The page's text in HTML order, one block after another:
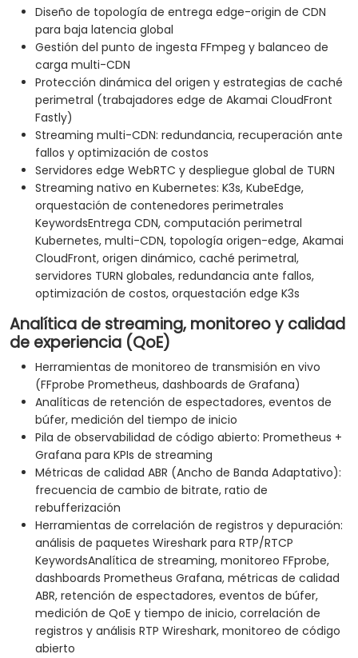
Diseño de topología de entrega edge-origin de CDN
para baja latencia global
Gestión del punto de ingesta FFmpeg y balanceo de
carga multi-CDN
Protección dinámica del origen y estrategias de caché
perimetral (trabajadores edge de Akamai CloudFront
Fastly)
Streaming multi-CDN: redundancia, recuperación ante
fallos y optimización de costos
Servidores edge WebRTC y despliegue global de TURN
Streaming nativo en Kubernetes: K3s, KubeEdge,
orquestación de contenedores perimetrales
KeywordsEntrega CDN, computación perimetral
Kubernetes, multi-CDN, topología origen-edge, Akamai
CloudFront, origen dinámico, caché perimetral,
servidores TURN globales, redundancia ante fallos,
optimización de costos, orquestación edge K3s
Analítica de streaming, monitoreo y calidad
de experiencia (QoE)
Herramientas de monitoreo de transmisión en vivo
(FFprobe Prometheus, dashboards de Grafana)
Analíticas de retención de espectadores, eventos de
búfer, medición del tiempo de inicio
Pila de observabilidad de código abierto: Prometheus +
Grafana para KPIs de streaming
Métricas de calidad ABR (Ancho de Banda Adaptativo):
frecuencia de cambio de bitrate, ratio de
rebufferización
Herramientas de correlación de registros y depuración:
análisis de paquetes Wireshark para RTP/RTCP
KeywordsAnalítica de streaming, monitoreo FFprobe,
dashboards Prometheus Grafana, métricas de calidad
ABR, retención de espectadores, eventos de búfer,
medición de QoE y tiempo de inicio, correlación de
registros y análisis RTP Wireshark, monitoreo de código
abierto